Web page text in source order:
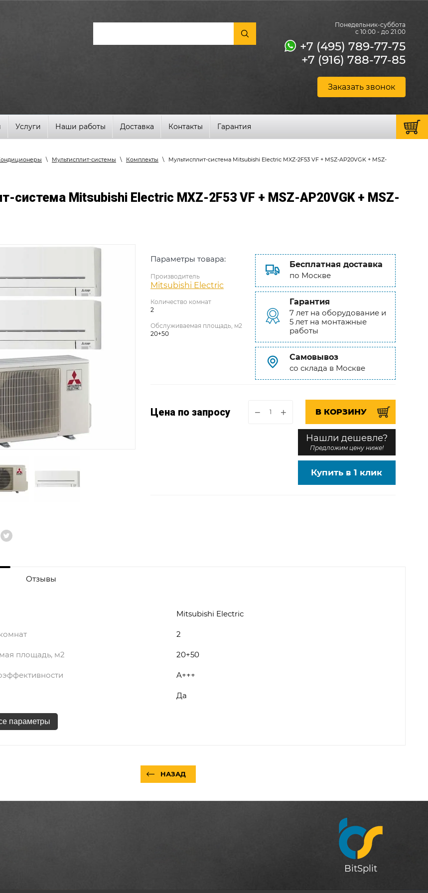
Понедельник-суббота
с 10:00 - до 21:00
+7 (495) 789-77-75
+7 (916) 788-77-85
Заказать звонок
Услуги Наши работы Доставка Контакты Гарантия
\ Мультисплит-системы \ Комплекты \
Мультисплит-система Mitsubishi Electric MXZ-2F53 VF + MSZ-AP20VGK + MSZ-
система Mitsubishi Electric MXZ-2F53 VF + MSZ-AP20VGK + MSZ-
Параметры товара:
Производитель
Mitsubishi Electric
Количество комнат
2
Обслуживаемая площадь, м2
20+50
Бесплатная доставка
по Москве
Гарантия
7 лет на оборудование и
5 лет на монтажные
работы
Самовывоз
со склада в Москве
Цена по запросу − + В КОРЗИНУ
Нашли дешевле?
Предложим цену ниже!
Купить в 1 клик
Отзывы
Mitsubishi Electric
2
площадь, м2 20+50
A+++
Да
параметры
НАЗАД
BitSplit